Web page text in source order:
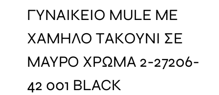
ΓΥΝΑΙΚΕΙΟ MULE ΜΕ
ΧΑΜΗΛΟ ΤΑΚΟΥΝΙ ΣΕ
ΜΑΥΡΟ ΧΡΩΜΑ 2-27206-
42 001 BLACK